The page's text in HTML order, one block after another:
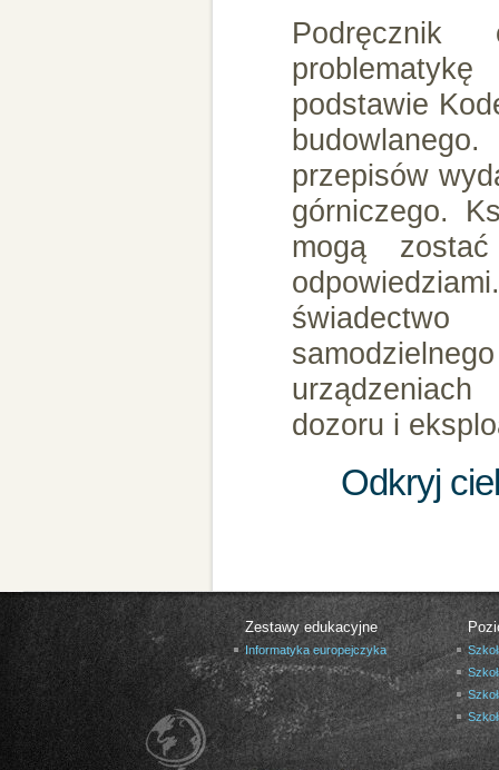
Podręcznik
podstawie
przepisów
górniczego.
mogą
dozoru i
Odkryj
Zestawy edukacyjne
Informatyka europejczyka